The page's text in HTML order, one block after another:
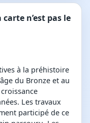
n’est pas le
à la préhistoire
du Bronze et au
Les travaux
participé de ce